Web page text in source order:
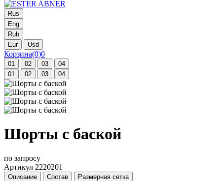
Rus
Eng
Rub
Eur
Usd
Корзина(0)0
01 02 03
04
01
02 03 04
Шорты с баской
по запросу
Артикул 2220201
Описание Состав Размерная сетка